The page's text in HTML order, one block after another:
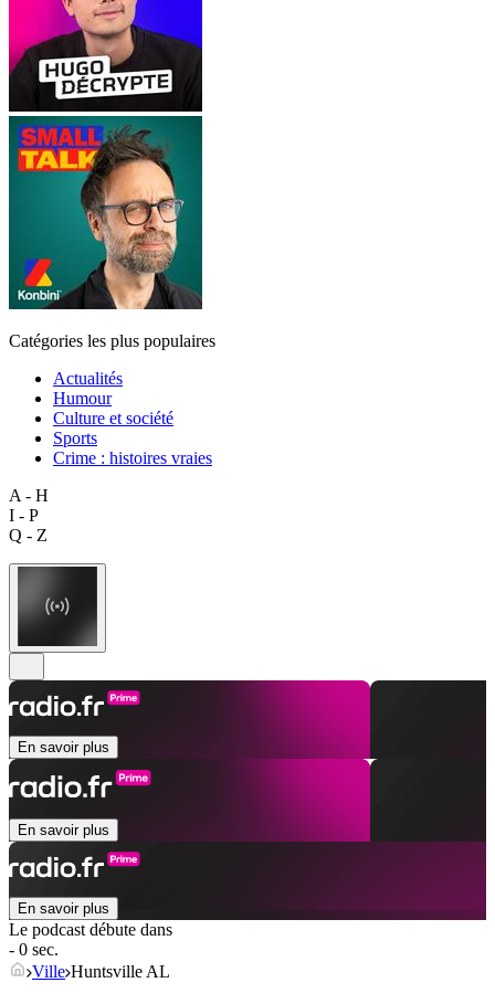
Catégories les plus populaires
Actualités
Humour
Culture et société
Sports
Crime : histoires vraies
A - H
I - P
Q - Z
En savoir plus
En savoir plus
En savoir plus
Le podcast débute dans
- 0 sec.
Ville Huntsville AL